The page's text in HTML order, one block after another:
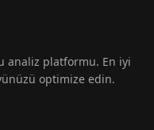
analiz platformu. En iyi
optimize edin.